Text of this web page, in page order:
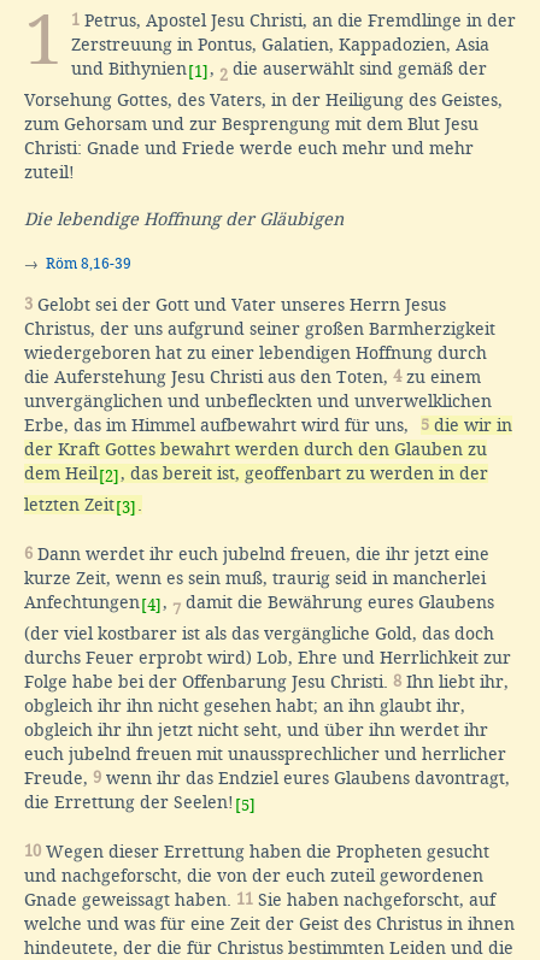
1 1 Petrus, Apostel Jesu Christi, an die Fremdlinge in der
Zerstreuung in Pontus, Galatien, Kappadozien, Asia
und Bithynien [1], 2 die auserwählt sind gemäß der
Vorsehung Gottes, des Vaters, in der Heiligung des Geistes,
zum Gehorsam und zur Besprengung mit dem Blut Jesu
Christi: Gnade und Friede werde euch mehr und mehr
zuteil!
Die lebendige Hoffnung der Gläubigen
→ Röm 8,16-39
3 Gelobt sei der Gott und Vater unseres Herrn Jesus
Christus, der uns aufgrund seiner großen Barmherzigkeit
wiedergeboren hat zu einer lebendigen Hoffnung durch
die Auferstehung Jesu Christi aus den Toten, 4zu einem
unvergänglichen und unbefleckten und unverwelklichen
Erbe, das im Himmel aufbewahrt wird für uns,
5 die wir in
der Kraft Gottes bewahrt werden durch den Glauben zu
dem Heil [2] , das bereit ist, geoffenbart zu werden in der
letzten Zeit [3]
6 Dann werdet ihr euch jubelnd freuen, die ihr jetzt eine
kurze Zeit, wenn es sein muß, traurig seid in mancherlei
Anfechtungen [4] , 7 damit die Bewährung eures Glaubens
(der viel kostbarer ist als das vergängliche Gold, das doch
durchs Feuer erprobt wird) Lob, Ehre und Herrlichkeit zur
Folge habe bei der Offenbarung Jesu Christi. 8 Ihn liebt ihr,
obgleich ihr ihn nicht gesehen habt; an ihn glaubt ihr,
obgleich ihr ihn jetzt nicht seht, und über ihn werdet ihr
euch jubelnd freuen mit unaussprechlicher und herrlicher
Freude, 9 wenn ihr das Endziel eures Glaubens davontragt,
die Errettung der Seelen! [5]
10 Wegen dieser Errettung haben die Propheten gesucht
und nachgeforscht, die von der euch zuteil gewordenen
Gnade geweissagt haben. 11 Sie haben nachgeforscht, auf
welche und was für eine Zeit der Geist des Christus in ihnen
hindeutete, der die für Christus bestimmten Leiden und die